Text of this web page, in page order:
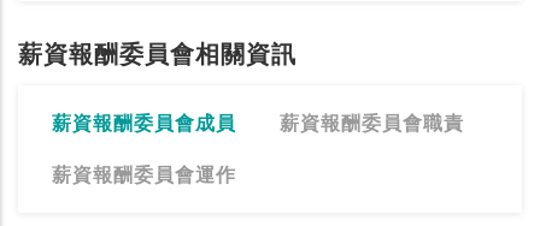
薪資報酬委員會相關資訊
薪資報酬委員會成員 薪資報酬委員會職責
薪資報酬委員會運作